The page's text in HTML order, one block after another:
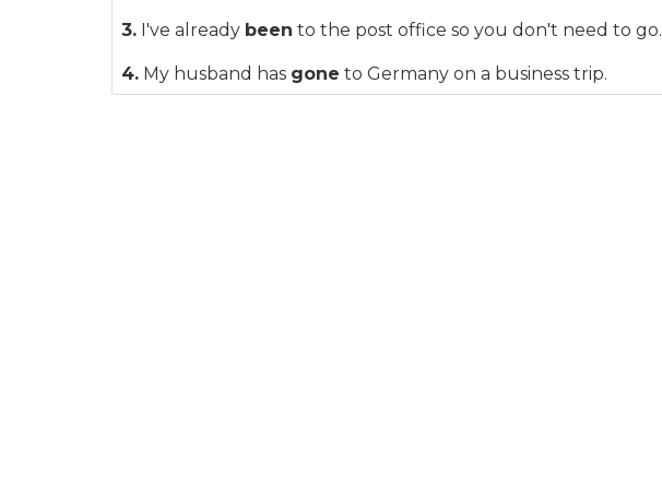
3. I've already been to the post office so you don't need to go.
4. My husband has gone to Germany on a business trip.